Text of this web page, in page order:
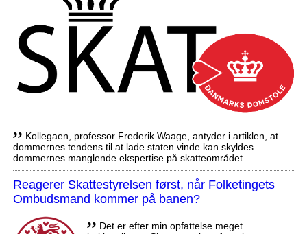
,, Kollegaen, professor Frederik Waage, antyder i artiklen, at
dommernes tendens til at lade staten vinde kan skyldes
dommernes manglende ekspertise på skatteområdet.
Reagerer Skattestyrelsen først, når Folketingets
Ombudsmand kommer på banen?
,, Det er efter min opfattelse meget